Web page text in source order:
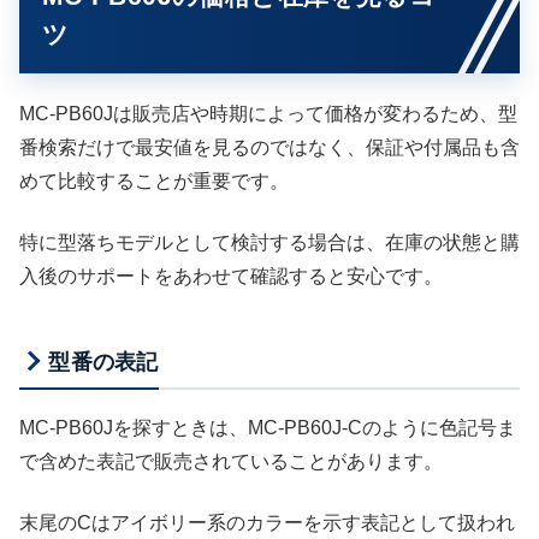
ツ
MC-PB60Jは販売店や時期によって価格が変わるため、型
番検索だけで最安値を見るのではなく、保証や付属品も含
めて比較することが重要です。
特に型落ちモデルとして検討する場合は、在庫の状態と購
入後のサポートをあわせて確認すると安心です。
型番の表記
MC-PB60Jを探すときは、MC-PB60J-Cのように色記号ま
で含めた表記で販売されていることがあります。
末尾のCはアイボリー系のカラーを示す表記として扱われ